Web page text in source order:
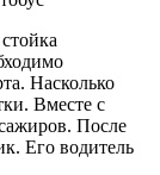
Насколько
Вместе с
После
Его водитель